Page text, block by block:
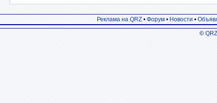
Реклама на QRZ • Форум • Новости •
©